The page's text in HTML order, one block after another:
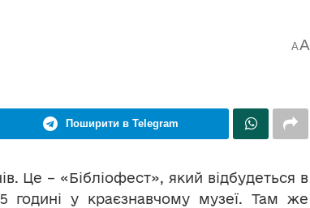
AA
Поширити в Telegram
Це – «Бібліофест», який відбудеться в
годині у краєзнавчому музеї. Там же